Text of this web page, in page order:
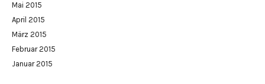
Mai 2015
April 2015
März 2015
Februar 2015
Januar 2015